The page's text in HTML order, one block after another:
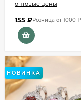
оптовые цены
155 ₽Розница от 1000 ₽
НОВИНКА